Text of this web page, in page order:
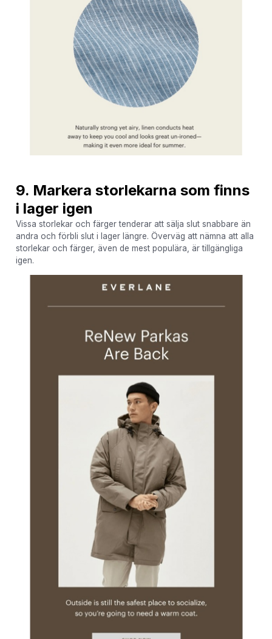
9. Markera storlekarna som finns
i lager igen
Vissa storlekar och färger tenderar att sälja slut snabbare än
andra och förbli slut i lager längre. Överväg att nämna att alla
storlekar och färger, även de mest populära, är tillgängliga
igen.